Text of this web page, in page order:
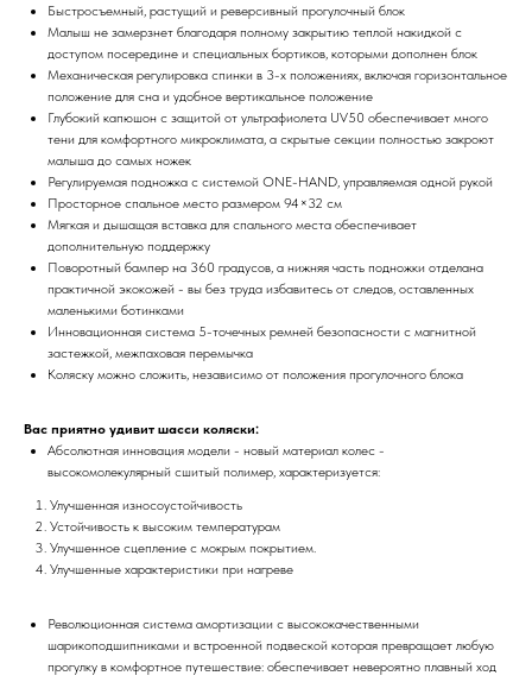
Быстросъемный, растущий и реверсивный прогулочный блок
Малыш не замерзнет благодаря полному закрытию теплой накидкой с
доступом посередине и специальных бортиков, которыми дополнен блок
Механическая регулировка спинки в 3-х положениях, включая горизонтальное
положение для сна и удобное вертикальное положение
Глубокий капюшон с защитой от ультрафиолета UV50 обеспечивает много
тени для комфортного микроклимата, а скрытые секции полностью закроют
малыша до самых ножек
Регулируемая подножка с системой ONE-HAND, управляемая одной рукой
Просторное спальное место размером 94×32 см
Мягкая и дышащая вставка для спального места обеспечивает
дополнительную поддержку
Поворотный бампер на 360 градусов, а нижняя часть подножки отделана
практичной экокожей - вы без труда избавитесь от следов, оставленных
маленькими ботинками
Инновационная система 5-точечных ремней безопасности с магнитной
застежкой, межпаховая перемычка
Коляску можно сложить, независимо от положения прогулочного блока
Вас приятно удивит шасси коляски:
Абсолютная инновация модели - новый материал колес -
высокомолекулярный сшитый полимер, характеризуется:
Улучшенная износоустойчивость
Устойчивость к высоким температурам
Улучшенное сцепление с мокрым покрытием.
Улучшенные характеристики при нагреве
Революционная система амортизации с высококачественными
шарикоподшипниками и встроенной подвеской которая превращает любую
прогулку в комфортное путешествие: обеспечивает невероятно плавный ход